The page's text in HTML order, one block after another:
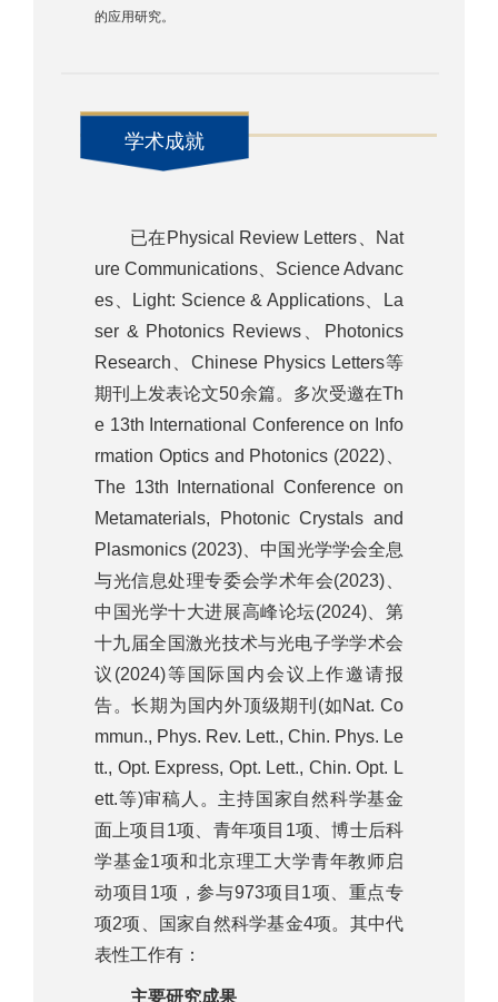
的应用研究。
学术成就
已在Physical Review Letters、Nat
ure Communications、Science Advanc
es、Light: Science & Applications、La
ser & Photonics Reviews、Photonics
Research、Chinese Physics Letters等
期刊上发表论文50余篇。多次受邀在Th
e 13th International Conference on Info
rmation Optics and Photonics (2022)、
The 13th International Conference on
Metamaterials, Photonic Crystals and
Plasmonics (2023)、中国光学学会全息
与光信息处理专委会学术年会(2023)、
中国光学十大进展高峰论坛(2024)、第
十九届全国激光技术与光电子学学术会
议(2024)等国际国内会议上作邀请报
告。长期为国内外顶级期刊(如Nat. Co
mmun., Phys. Rev. Lett., Chin. Phys. Le
tt., Opt. Express, Opt. Lett., Chin. Opt. L
ett.等)审稿人。主持国家自然科学基金
面上项目1项、青年项目1项、博士后科
学基金1项和北京理工大学青年教师启
动项目1项，参与973项目1项、重点专
项2项、国家自然科学基金4项。其中代
表性工作有：
主要研究成果